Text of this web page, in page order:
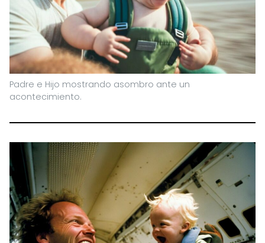
Padre e Hijo mostrando asombro ante un
acontecimiento.